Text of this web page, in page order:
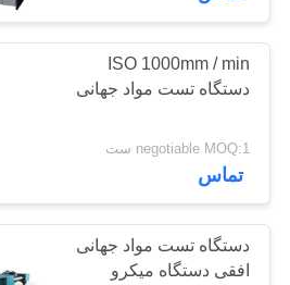
ISO 1000mm / min
دستگاه تست مواد جهانی
negotiable MOQ:1 ست
تماس
دستگاه تست مواد جهانی
افقی دستگاه میکرو